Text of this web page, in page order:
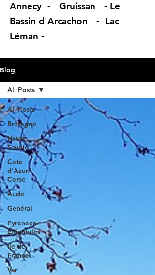
Annecy - Gruissan - Le
Bassin d'Arcachon - Lac
Léman -
Blog
All Posts
Bretagne
Haute-
Savoie
Cote
d'Azur/
Corse
Aude
Général
Pyrenees-
Orientales
Ile de
France
Var
All Posts